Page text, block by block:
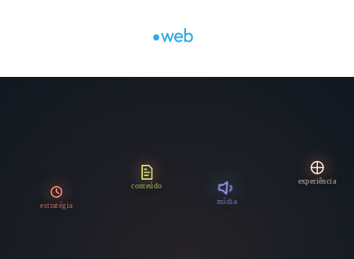
estratégia
conteúdo
mídia
experiência